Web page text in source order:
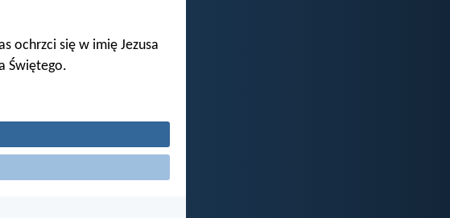
ochrzci się w imię Jezusa
Świętego.